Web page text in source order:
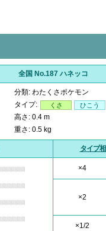
全国 No.187 ハネッコ
分類: わたくさポケモン
タイプ:
くさ ひこう
高さ: 0.4 m
重さ: 0.5 kg
タイプ
×4
×2
×1/2